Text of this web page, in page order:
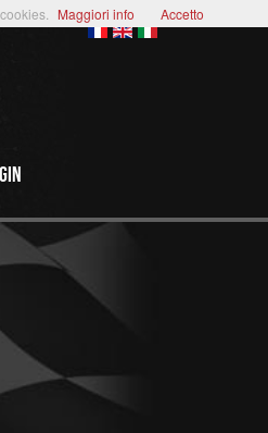
Maggiori info Accetto